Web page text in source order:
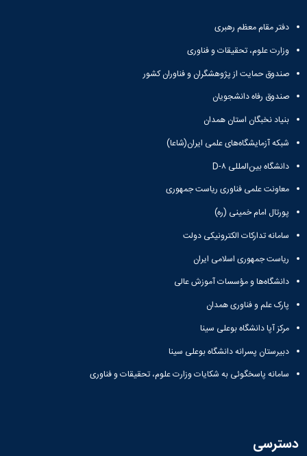
دفتر مقام معظم رهبری
وزارت علوم، تحقیقات و فناوری
صندوق حمایت از پژوهشگران و فناوران کشور
صندوق رفاه دانشجویان
بنیاد نخبگان استان همدان
شبکه آزمایشگاه‌های علمی ایران(شاعا)
دانشگاه بین‌المللی D-۸
معاونت علمی فناوری ریاست جمهوری
پورتال امام خمینی (ره)
سامانه تدارکات الکترونیکی دولت
ریاست جمهوری اسلامی ایران
دانشگاه‌ها و مؤسسات آموزش عالی
پارک علم و فناوری همدان
مرکز آپا دانشگاه بوعلی سینا
دبیرستان پسرانه دانشگاه بوعلی سینا
سامانه پاسخگوئی به شکایات وزارت علوم، تحقیقات و فناوری
دسترسی